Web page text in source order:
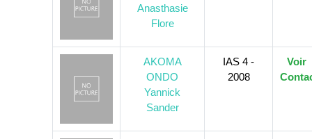
Anasthasie
Flore
AKOMA
ONDO
Yannick
Sander
IAS 4 -
2008
Voir